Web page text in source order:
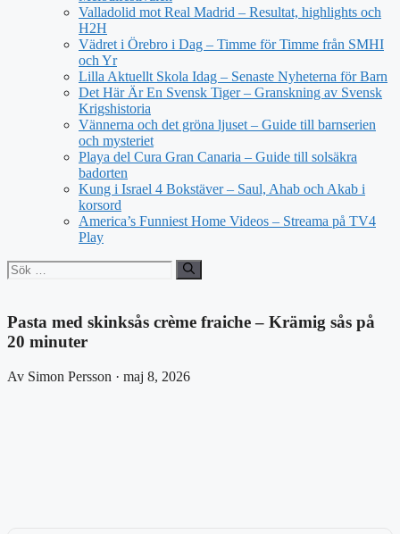
Valladolid mot Real Madrid – Resultat, highlights och
H2H
Vädret i Örebro i Dag – Timme för Timme från SMHI
och Yr
Lilla Aktuellt Skola Idag – Senaste Nyheterna för Barn
Det Här Är En Svensk Tiger – Granskning av Svensk
Krigshistoria
Vännerna och det gröna ljuset – Guide till barnserien
och mysteriet
Playa del Cura Gran Canaria – Guide till solsäkra
badorten
Kung i Israel 4 Bokstäver – Saul, Ahab och Akab i
korsord
America’s Funniest Home Videos – Streama på TV4
Play
Sök
efter:
Pasta med skinksås crème fraiche – Krämig sås på
20 minuter
Av Simon Persson · maj 8, 2026